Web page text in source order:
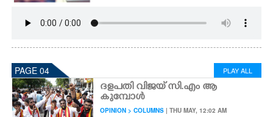
PAGE 04 PLAY ALL
ദളപതി വിജയ് സി.എം ആ
കുമ്പോൾ
OPINION > COLUMNS | THU MAY, 12:02 AM